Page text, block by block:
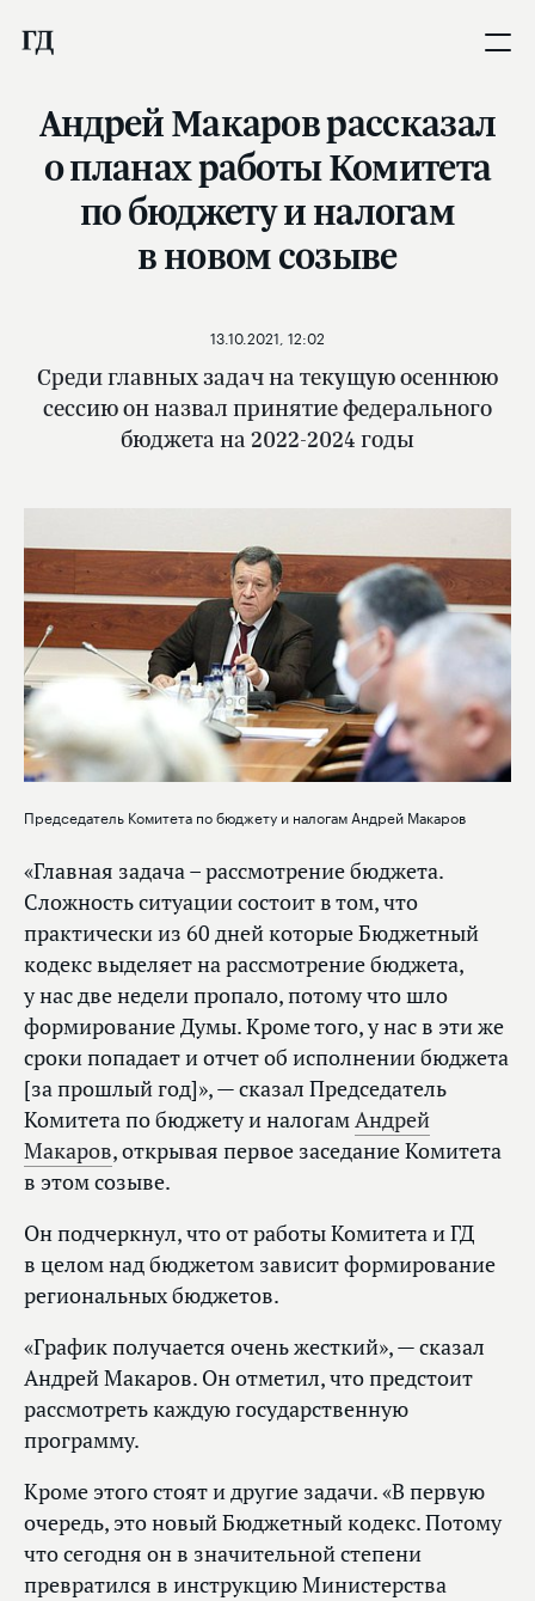
Андрей Макаров рассказал
о планах работы Комитета
по бюджету и налогам
в новом созыве
Среди главных задач на текущую осеннюю
сессию он назвал принятие федерального
бюджета на 2022-2024 годы
13.10.2021, 12:02
Председатель Комитета по бюджету и налогам Андрей Макаров
«Главная задача – рассмотрение бюджета.
Сложность ситуации состоит в том, что
практически из 60 дней которые Бюджетный
кодекс выделяет на рассмотрение бюджета,
у нас две недели пропало, потому что шло
формирование Думы. Кроме того, у нас в эти же
сроки попадает и отчет об исполнении бюджета
[за прошлый год]», — сказал Председатель
Комитета по бюджету и налогамАндрей
Макаров, открывая первое заседание Комитета
в этом созыве.
Он подчеркнул, что от работы Комитета и ГД
в целом над бюджетом зависит формирование
региональных бюджетов.
«График получается очень жесткий», — сказал
Андрей Макаров. Он отметил, что предстоит
рассмотреть каждую государственную
программу.
Кроме этого стоят и другие задачи. «В первую
очередь, это новый Бюджетный кодекс. Потому
что сегодня он в значительной степени
превратился в инструкцию Министерства